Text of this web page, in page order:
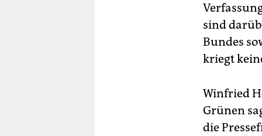
sind
Bundes
kriegt
Winfried
Grünen
die